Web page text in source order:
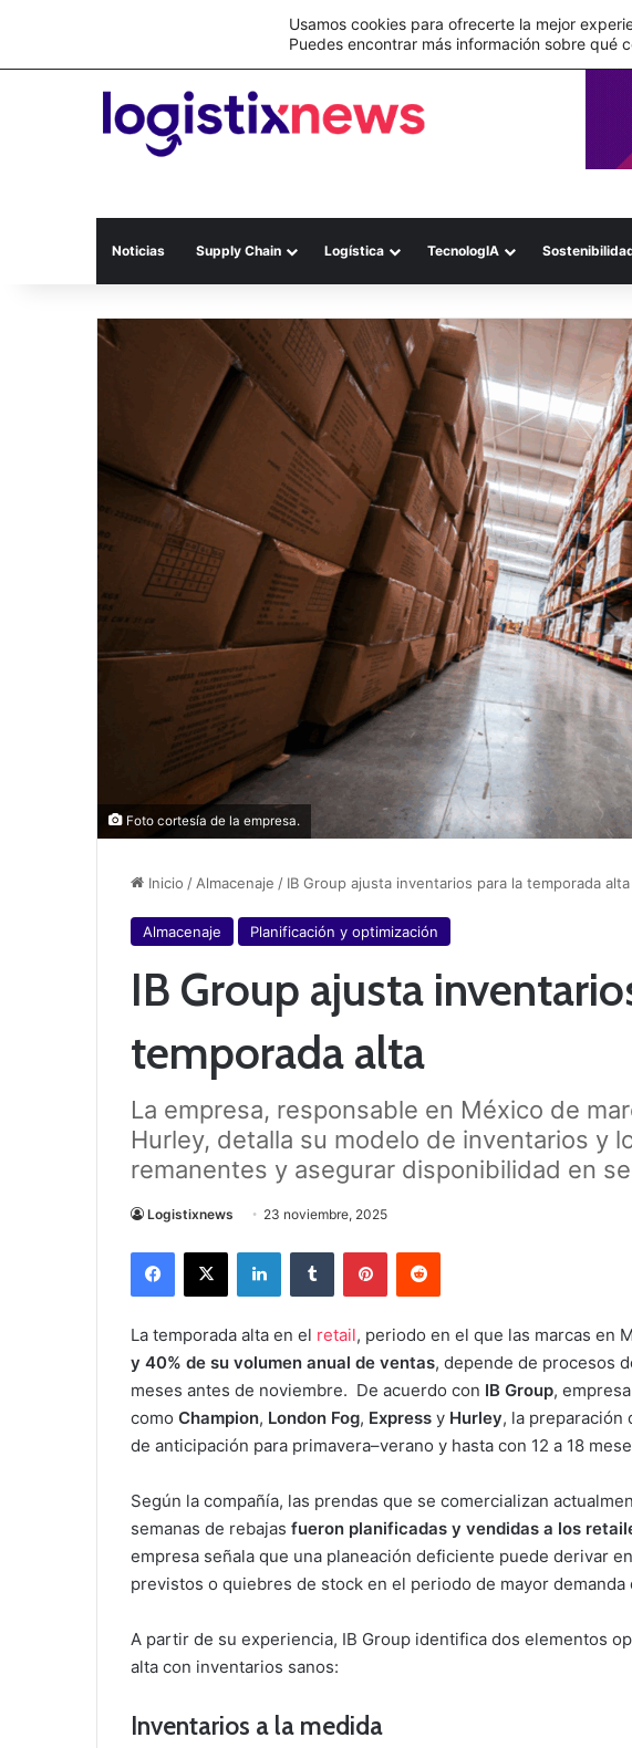
C&A México completa la implementación de su WMS en la
Noticias Supply Chain Logística TecnologIA
Foto cortesía de la empresa.
Inicio / Almacenaje / IB Group ajusta inventarios para la temporada alta
Almacenaje Planificación y optimización
IB Group ajusta
temporada alta
La empresa, responsable en México de
Hurley, detalla su modelo de inventarios y
remanentes y asegurar disponibilidad en
Logistixnews 23 noviembre, 2025
La temporada alta en el retail, periodo en el que las marcas en
y 40% de su volumen anual de ventas, depende de procesos
meses antes de noviembre. De acuerdo con IB Group,
como Champion, London Fog, Express y Hurley, la preparación
de anticipación para primavera–verano y hasta con 12 a 18
Según la compañía, las prendas que se comercializan
semanas de rebajas fueron planificadas y vendidas a los
empresa señala que una planeación deficiente puede derivar
previstos o quiebres de stock en el periodo de mayor demanda
A partir de su experiencia, IB Group identifica dos elementos
alta con inventarios sanos:
Inventarios a la medida
Usamos cookies para ofrecerte la mejor
Puedes encontrar más información sobre qué